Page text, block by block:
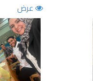
عرض